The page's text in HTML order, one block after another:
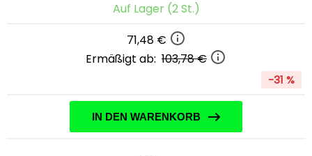
Auf Lager (2 St.)
71,48 €
Ermäßigt ab: 103,78 €
-31 %
IN DEN WARENKORB